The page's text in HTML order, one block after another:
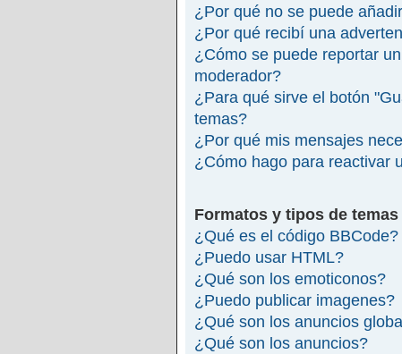
¿Por qué no se puede
¿Por qué recibí una
¿Cómo se puede reportar
moderador?
¿Para qué sirve el botón
temas?
¿Por qué mis mensajes
¿Cómo hago para reactivar
Formatos y tipos de temas
¿Qué es el código BBCode?
¿Puedo usar HTML?
¿Qué son los emoticonos?
¿Puedo publicar imagenes?
¿Qué son los anuncios
¿Qué son los anuncios?